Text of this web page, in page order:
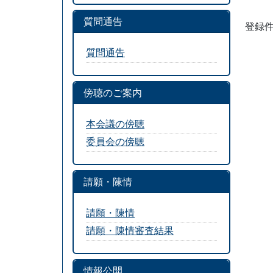
登録
質問通告
質問通告
傍聴のご案内
本会議の傍聴
委員会の傍聴
請願・陳情
請願・陳情
請願・陳情審査結果